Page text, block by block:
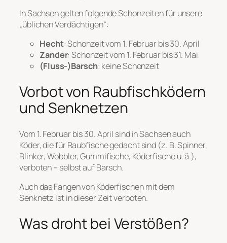
In Sachsen gelten folgende Schonzeiten für unsere
„üblichen Verdächtigen“:
Hecht: Schonzeit vom 1. Februar bis 30. April
Zander: Schonzeit vom 1. Februar bis 31. Mai
(Fluss-)Barsch: keine Schonzeit
Vorbot von Raubfischködern
und Senknetzen
Vom 1. Februar bis 30. April sind in Sachsen auch
Köder, die für Raubfische gedacht sind (z. B. Spinner,
Blinker, Wobbler, Gummifische, Köderfische u. ä.),
verboten – selbst auf Barsch.
Auch das Fangen von Köderfischen mit dem
Senknetz ist in dieser Zeit verboten.
Was droht bei Verstößen?